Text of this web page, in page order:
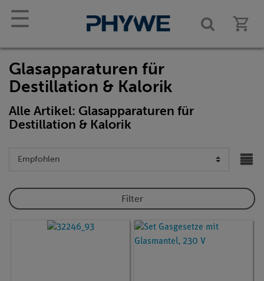
☰
Glasapparaturen für
Destillation & Kalorik
Alle Artikel: Glasapparaturen für
Destillation & Kalorik
Filter